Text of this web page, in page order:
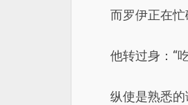
而罗伊正在忙
他转过身：“
纵使是熟悉的